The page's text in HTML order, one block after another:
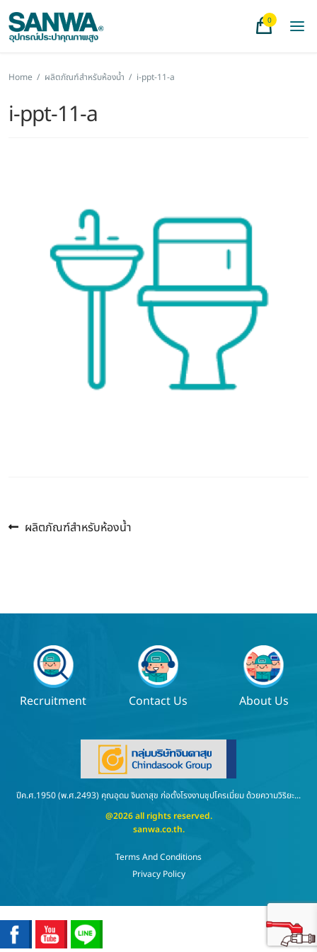
0
Home / ผลิตภัณฑ์สำหรับห้องน้ำ / i-ppt-11-a
i-ppt-11-a
แนะแนว
Previous
ผลิตภัณฑ์สำหรับห้องน้ำ
Recruitment Contact Us About Us
ปีค.ศ.1950 (พ.ศ.2493) คุณอุดม จินดาสุข ก่อตั้งโรงงานชุปโครเมี่ยม ด้วยความวิริยะ...
@2026 all rights reserved.
sanwa.co.th.
Terms And Conditions
Privacy Policy